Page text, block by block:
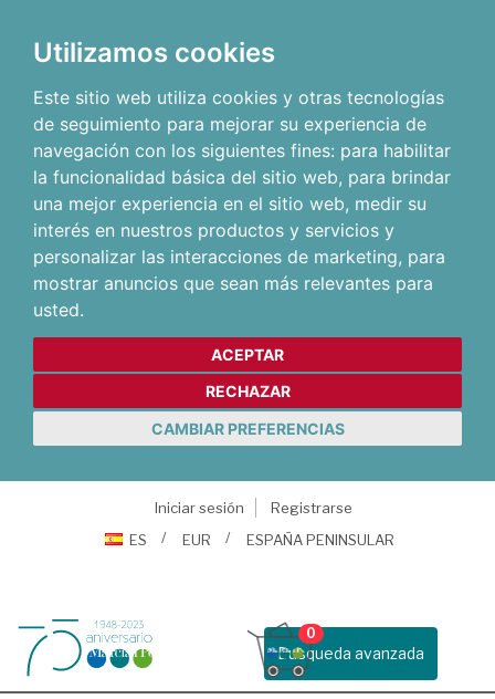
Utilizamos cookies
Este sitio web utiliza cookies y otras tecnologías
de seguimiento para mejorar su experiencia de
navegación con los siguientes fines: para habilitar
la funcionalidad básica del sitio web, para brindar
una mejor experiencia en el sitio web, medir su
interés en nuestros productos y servicios y
personalizar las interacciones de marketing, para
mostrar anuncios que sean más relevantes para
usted.
ACEPTAR
RECHAZAR
CAMBIAR PREFERENCIAS
Iniciar sesión
Registrarse
ES
EUR ESPAÑA PENINSULAR
Busqueda avanzada
0